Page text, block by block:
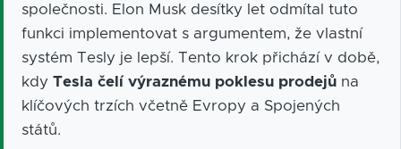
společnosti. Elon Musk desítky let odmítal tuto
funkci implementovat s argumentem, že vlastní
systém Tesly je lepší. Tento krok přichází v době,
kdy Tesla čelí výraznému poklesu prodejů na
klíčových trzích včetně Evropy a Spojených
států.